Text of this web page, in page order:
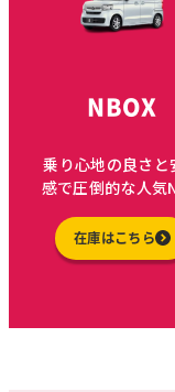
NBOX
乗り心地の良さと
感で圧倒的な人気
在庫はこちら